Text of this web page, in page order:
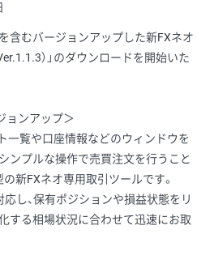
含むバージョンアップした新FXネオ
）」のダウンロードを開始いた
ョンアップ＞
一覧や口座情報などのウィンドウを
ンプルな操作で売買注文を行うこと
新FXネオ専用取引ツールです。
し、保有ポジションや損益状態をリ
する相場状況に合わせて迅速にお取